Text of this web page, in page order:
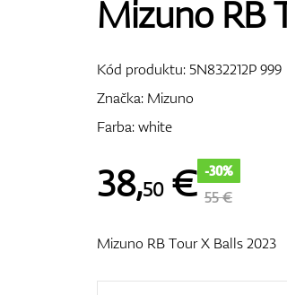
Mizuno RB
Kód produktu:5N832212P 999
Značka: Mizuno
Farba: white
38,50€ -30%
55 €
Mizuno RB Tour X Balls 2023